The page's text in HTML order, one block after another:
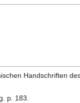
Handschriften
p. 183.